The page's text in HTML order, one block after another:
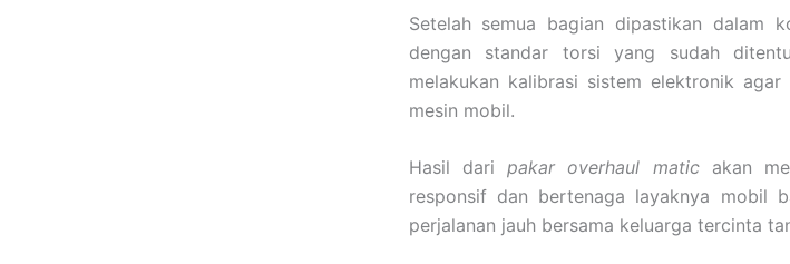
Setelah semua bagian dipastikan dalam
dengan standar torsi yang sudah
melakukan kalibrasi sistem elektronik
mesin mobil.
Hasil daripakar overhaul maticakan
responsif dan bertenaga layaknya mobil
perjalanan jauh bersama keluarga tercinta